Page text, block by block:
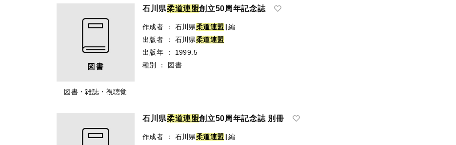
図書・雑誌・視聴覚
石川県柔道連盟創立50周年記念誌
作成者 ： 石川県柔道連盟∥編
出版者
： 石川県柔道連盟
出版年
：
1999.5
種別
： 図書
石川県柔道連盟創立50周年記念誌 別冊
作成者 ： 石川県柔道連盟∥編